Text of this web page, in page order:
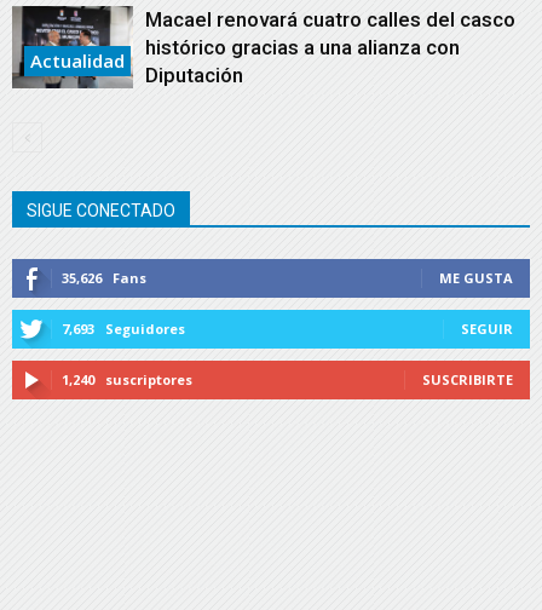
Actualidad
Macael renovará cuatro calles del casco
histórico gracias a una alianza con
Diputación
SIGUE CONECTADO
35,626 Fans ME GUSTA
7,693 Seguidores SEGUIR
1,240 suscriptores SUSCRIBIRTE